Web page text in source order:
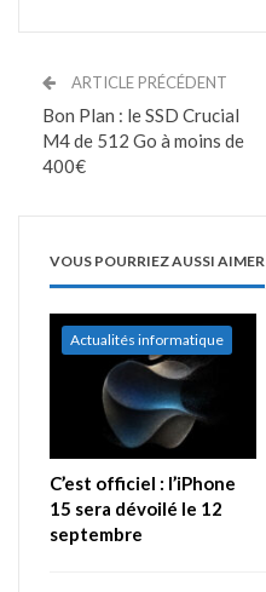
ARTICLE PRÉCÉDENT
Bon Plan : le SSD Crucial
M4 de 512 Go à moins de
400€
VOUS POURRIEZ AUSSI AIMER
Actualités informatique
C’est officiel : l’iPhone
15 sera dévoilé le 12
septembre